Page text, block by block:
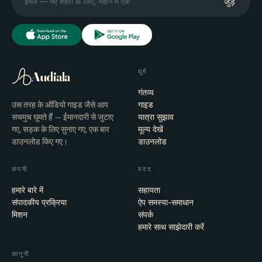
Audiala
उस तरह के ऑडियो गाइड जैसे आप
सचमुच घूमते हैं — ईमानदारी से जुटाए
गए, सड़क के लिए सुनाए गए, एक बार
डाउनलोड किए गए।
घूमें
गंतव्य
गाइड
यात्रा सुझाव
मूल्य देखें
डाउनलोड
कंपनी
हमारे बारे में
संपादकीय प्रक्रिया
मिशन
मदद
सहायता
ऐप समस्या-समाधान
संपर्क
हमारे साथ साझेदारी करें
कानूनी